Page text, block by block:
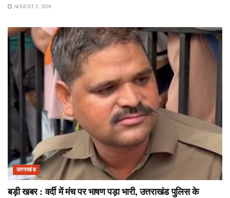
AUGUST 5, 2026
उत्तराखंड
बड़ी खबर : वर्दी में मंच पर भाषण पड़ा भारी, उत्तराखंड पुलिस के